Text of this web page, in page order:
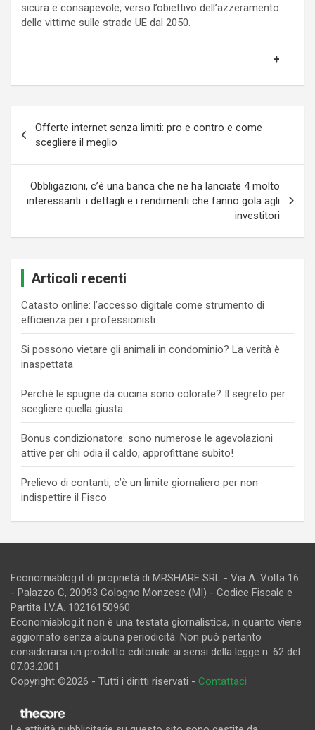
sicura e consapevole, verso l’obiettivo dell’azzeramento
delle vittime sulle strade UE dal 2050.
articoli
Offerte internet senza limiti: pro e contro e come
scegliere il meglio
Obbligazioni, c’è una banca che ne ha lanciate 4 molto
interessanti: i dettagli e i rendimenti che fanno gola agli
investitori
Articoli recenti
Catasto online: l’accesso digitale come strumento di
efficienza per i professionisti
Si possono vietare gli animali in condominio? La verità è
inaspettata
Perché le spugne da cucina sono colorate? Il segreto per
scegliere quella giusta
Bonus condizionatore: sono numerose le agevolazioni
attive per chi odia il caldo, approfittane subito!
Prelievo di contanti, c’è un limite giornaliero per non
indispettire il Fisco
Economiablog.it di proprietà di MRSHARE SRL - Via A. Volta 16
- Palazzo C, 20093 Cologno Monzese (MI) - Codice Fiscale e
Partita I.V.A. 10216150960
Economiablog.it non è una testata giornalistica, in quanto viene
aggiornato senza alcuna periodicità. Non può pertanto
considerarsi un prodotto editoriale ai sensi della legge n. 62 del
07.03.2001
Copyright ©2026 - Tutti i diritti riservati - Contattaci